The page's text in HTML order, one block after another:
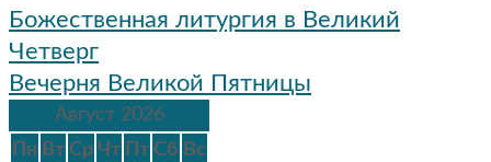
Навигация
по
записям
Божественная литургия в Великий
Четверг
Вечерня Великой Пятницы
Август 2026
Пн Вт Ср Чт Пт Сб Вс